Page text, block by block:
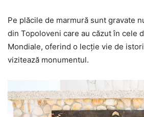
Pe plăcile de marmură sunt gravate
din Topoloveni care au căzut în cele
Mondiale, oferind o lecție vie de
vizitează monumentul.